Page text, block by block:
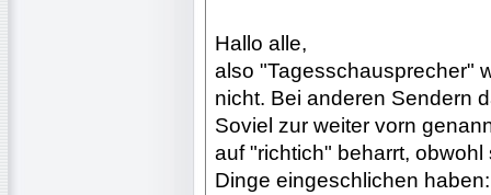
Hallo alle,
also "Tagesschausprecher"
nicht. Bei anderen Sendern
Soviel zur weiter vorn
auf "richtich" beharrt,
Dinge eingeschlichen haben: